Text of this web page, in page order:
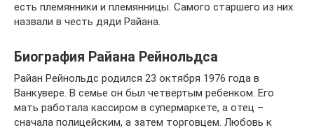
есть племянники и племянницы. Самого старшего из них
назвали в честь дяди Райана.
Биография Райана Рейнольдса
Райан Рейнольдс родился 23 октября 1976 года в
Ванкувере. В семье он был четвертым ребенком. Его
мать работала кассиром в супермаркете, а отец –
сначала полицейским, а затем торговцем. Любовь к